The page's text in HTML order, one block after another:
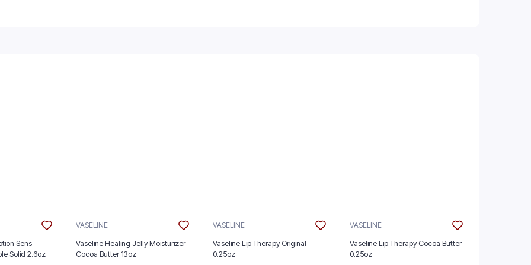
Sens
Solid 2.6oz
VASELINE
Vaseline Healing Jelly Moisturizer
Cocoa Butter 13oz
VASELINE
Vaseline Lip Therapy Original
0.25oz
VASELINE
Vaseline Lip Therapy Cocoa Butter
0.25oz